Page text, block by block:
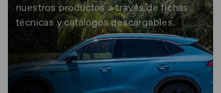
nuestros productos a través de fichas
técnicas y catálogos descargables.